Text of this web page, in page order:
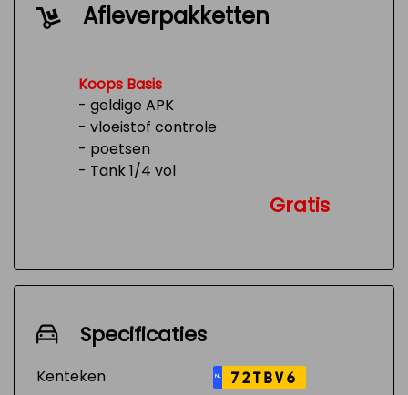
Afleverpakketten
Koops Basis
- geldige APK
- vloeistof controle
- poetsen
- Tank 1/4 vol
Gratis
Specificaties
Kenteken NL 72TBV6